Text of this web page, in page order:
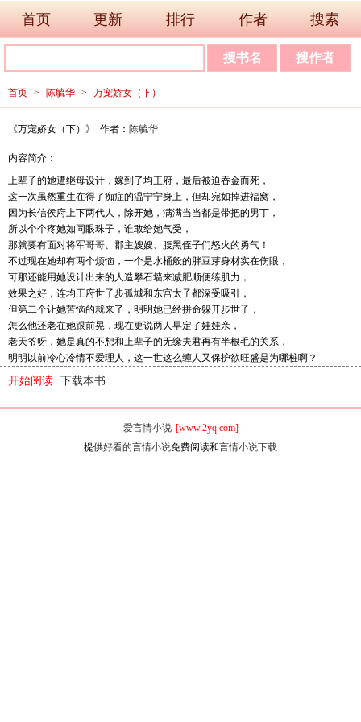
首页 更新 排行 作者 搜索
首页 > 陈毓华 > 万宠娇女（下）
《万宠娇女（下）》 作者： 陈毓华
内容简介：
上辈子的她遭继母设计，嫁到了均王府，最后被迫吞金而死，
这一次虽然重生在得了痴症的温宁宁身上，但却宛如掉进福窝，
因为长信侯府上下两代人，除开她，满满当当都是带把的男丁，
所以个个疼她如同眼珠子，谁敢给她气受，
那就要有面对将军哥哥、郡主嫂嫂、腹黑侄子们怒火的勇气！
不过现在她却有两个烦恼，一个是水桶般的胖豆芽身材实在伤眼，
可那还能用她设计出来的人造攀石墙来减肥顺便练肌力，
效果之好，连均王府世子步孤城和东宫太子都深受吸引，
但第二个让她苦恼的就来了，明明她已经拼命躲开步世子，
怎么他还老在她跟前晃，现在更说两人早定了娃娃亲，
老天爷呀，她是真的不想和上辈子的无缘夫君再有半根毛的关系，
明明以前冷心冷情不爱理人，这一世这么缠人又保护欲旺盛是为哪桩啊？
开始阅读 下载本书
爱言情小说 [www.2yq.com]
提供好看的言情小说免费阅读和言情小说下载